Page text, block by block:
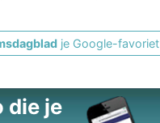
je Google-favoriet
die je